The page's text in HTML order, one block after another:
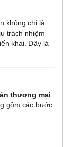
không chỉ là
trách nhiệm
khai. Đây là
thương mại
gồm các bước